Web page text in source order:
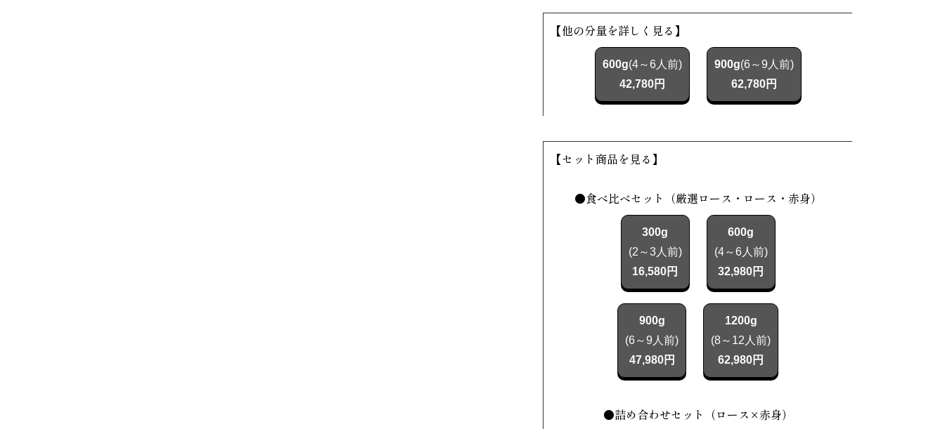
【他の分量を詳しく見る】
600g(4～6人前)
42,780円
900g(6～9人前)
62,780円
【セット商品を見る】
●食べ比べセット（厳選ロース・ロース・赤身）
300g
(2～3人前)
16,580円
600g
(4～6人前)
32,980円
900g
(6～9人前)
47,980円
1200g
(8～12人前)
62,980円
●詰め合わせセット（ロース×赤身）